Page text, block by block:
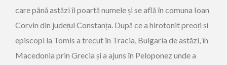
care până astăzi îi poartă numele și se află în comuna Ioan
Corvin din județul Constanța. După ce a hirotonit preoți și
episcopi la Tomis a trecut în Tracia, Bulgaria de astăzi, în
Macedonia prin Grecia și a ajuns în Peloponez unde a